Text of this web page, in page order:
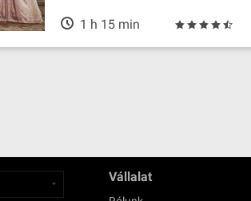
1 h 15 min
Vállalat